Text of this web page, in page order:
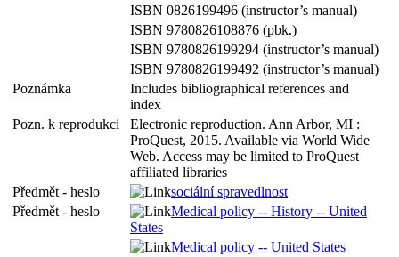
ISBN 0826199496 (instructor’s manual)
ISBN 9780826108876 (pbk.)
ISBN 9780826199294 (instructor’s manual)
ISBN 9780826199492 (instructor’s manual)
Poznámka
Includes bibliographical references and
index
Pozn. k reprodukci
Electronic reproduction. Ann Arbor, MI :
ProQuest, 2015. Available via World Wide
Web. Access may be limited to ProQuest
affiliated libraries
Předmět - heslo
sociální spravedlnost
Předmět - heslo
Medical policy -- History -- United
States
Medical policy -- United States